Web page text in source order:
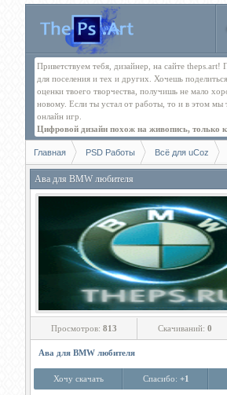
Приветствуем тебя, дизайнер, на сайте
для поселения и тех и других. Хочешь
оценки твоего творчества, получишь не мало
новому. Если ты устал от работы, то и в этом
онлайн игр.
Цифровой дизайн похож на живопись, только
Главная PSD Работы Всё для uCoz
Ава для BMW любителя
Просмотров: 813 Скачиваний: 0
Ава для BMW любителя
Хочу скачать Спасибо: +1